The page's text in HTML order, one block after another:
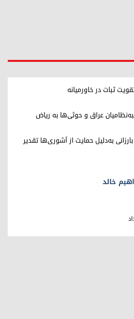
ثبات در خاورمیانه
عراق و حوثی‌ها به ریاض
به‌دلیل حمایت از آشوری‌ها تقدیر
خالد